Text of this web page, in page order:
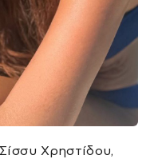
Χρηστίδου,